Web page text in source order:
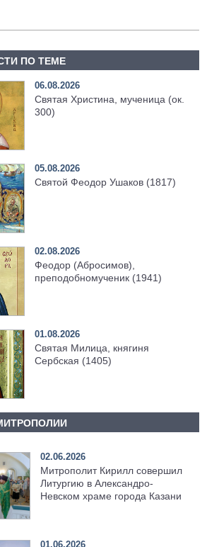
ПО ТЕМЕ
06.08.2026
Святая Христина, мученица (ок.
300)
05.08.2026
Святой Феодор Ушаков (1817)
02.08.2026
Феодор (Абросимов),
преподобномученик (1941)
01.08.2026
Святая Милица, княгиня
Сербская (1405)
02.06.2026
Митрополит Кирилл совершил
Литургию в Александро-
Невском храме города Казани
01.06.2026